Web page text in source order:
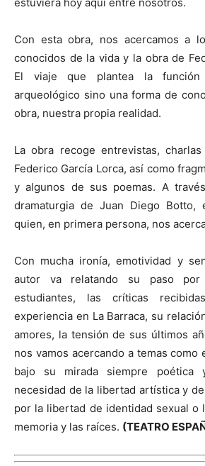
Con esta obra, nos acercamos a
conocidos de la vida y la obra de
El viaje que plantea la
arqueológico sino una forma de
obra, nuestra propia realidad.
La obra recoge entrevistas,
Federico García Lorca, así como
y algunos de sus poemas. A
dramaturgia de Juan Diego Botto,
quien, en primera persona, nos
Con mucha ironía, emotividad y
autor va relatando su paso
estudiantes, las críticas
experiencia en La Barraca, su
amores, la tensión de sus últimos
nos vamos acercando a temas como
bajo su mirada siempre poética
necesidad de la libertad artística y
por la libertad de identidad sexual o
memoria y las raíces. (TEATRO